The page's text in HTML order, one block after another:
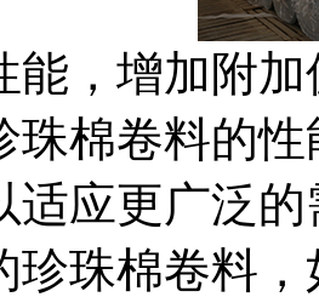
增加附加
珠棉卷料的
适应更广泛
珍珠棉卷料